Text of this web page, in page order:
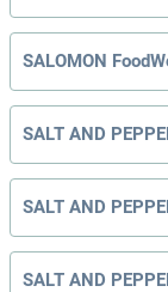
SALOMON
SALT AND
SALT AND
SALT AND